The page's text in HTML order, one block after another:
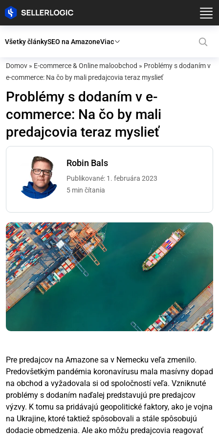
Všetky článkySEO na AmazoneViac
Domov » E-commerce & Online maloobchod » Problémy s dodaním v
e-commerce: Na čo by mali predajcovia teraz myslieť
Problémy s dodaním v e-
commerce: Na čo by mali
predajcovia teraz myslieť
Robin Bals
Publikované: 1. februára 2023
5 min čítania
Pre predajcov na Amazone sa v Nemecku veľa zmenilo.
Predovšetkým pandémia koronavírusu mala masívny dopad
na obchod a vyžadovala si od spoločností veľa. Vzniknuté
problémy s dodaním naďalej predstavujú pre predajcov
výzvy. K tomu sa pridávajú geopolitické faktory, ako je vojna
na Ukrajine, ktoré taktiež spôsobovali a stále spôsobujú
dodacie obmedzenia. Ale ako môžu predajcovia reagovať